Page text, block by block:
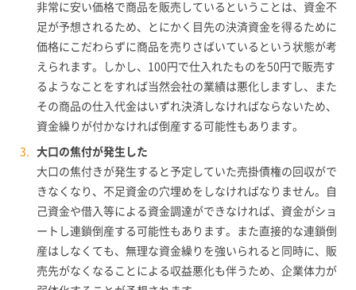
非常に安い価格で商品を販売しているということは、資金不
足が予想されるため、とにかく目先の決済資金を得るために
価格にこだわらずに商品を売りさばいているという状態が考
えられます。しかし、100円で仕入れたものを50円で販売す
るようなことをすれば当然会社の業績は悪化しますし、また
その商品の仕入代金はいずれ決済しなければならないため、
資金繰りが付かなければ倒産する可能性もあります。
大口の焦付が発生した
大口の焦付きが発生すると予定していた売掛債権の回収がで
きなくなり、不足資金の穴埋めをしなければなりません。自
己資金や借入等による資金調達ができなければ、資金がショ
ートし連鎖倒産する可能性もあります。また直接的な連鎖倒
産はしなくても、無理な資金繰りを強いられると同時に、販
売先がなくなることによる収益悪化も伴うため、企業体力が